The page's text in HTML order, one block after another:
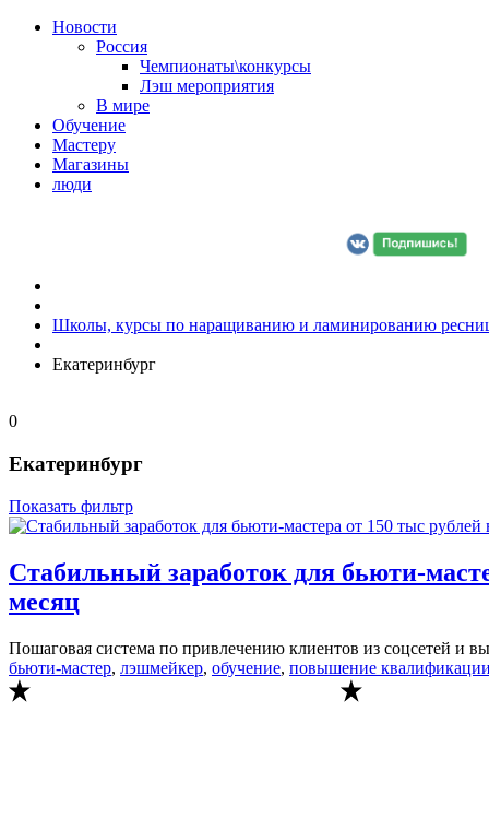
Новости
Россия
Чемпионаты\конкурсы
Лэш мероприятия
В мире
Обучение
Мастеру
Магазины
люди
Школы, курсы по наращиванию и ламинированию
Екатеринбург
0
Екатеринбург
Показать фильтр
Стабильный заработок для бьюти-
месяц
Пошаговая система по привлечению клиентов из соцсетей и
бьюти-мастер, лэшмейкер, обучение, повышение